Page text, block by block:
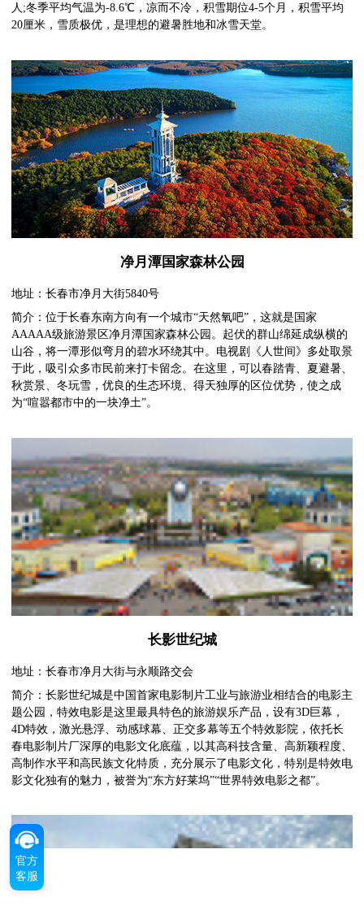
人;冬季平均气温为-8.6℃，凉而不冷，积雪期位4-5个月，积雪平均
20厘米，雪质极优，是理想的避暑胜地和冰雪天堂。
净月潭国家森林公园
地址：长春市净月大街5840号
简介：位于长春东南方向有一个城市“天然氧吧”，这就是国家
AAAAA级旅游景区净月潭国家森林公园。起伏的群山绵延成纵横的
山谷，将一潭形似弯月的碧水环绕其中。电视剧《人世间》多处取景
于此，吸引众多市民前来打卡留念。在这里，可以春踏青、夏避暑、
秋赏景、冬玩雪，优良的生态环境、得天独厚的区位优势，使之成
为“喧嚣都市中的一块净土”。
长影世纪城
地址：长春市净月大街与永顺路交会
简介：长影世纪城是中国首家电影制片工业与旅游业相结合的电影主
题公园，特效电影是这里最具特色的旅游娱乐产品，设有3D巨幕，
4D特效，激光悬浮、动感球幕、正交多幕等五个特效影院，依托长
春电影制片厂深厚的电影文化底蕴，以其高科技含量、高新颖程度、
高制作水平和高民族文化特质，充分展示了电影文化，特别是特效电
影文化独有的魅力，被誉为“东方好莱坞”“世界特效电影之都”。
官方
客服